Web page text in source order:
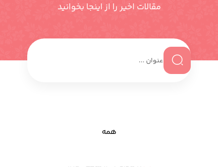
مقالات اخیر را از اینجا بخوانید
همه